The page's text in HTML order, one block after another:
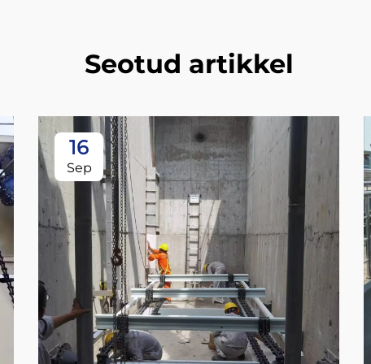
Seotud artikkel
16
Sep